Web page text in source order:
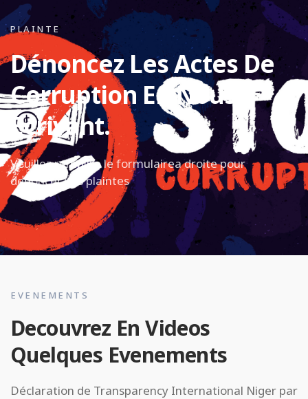
PLAINTE
Dénoncez Les Actes De
Corruption En Nous
Écrivant.
Veuillez remplire le formulairea droite pour
denoncer vos plaintes
EVENEMENTS
Decouvrez En Videos
Quelques Evenements
Déclaration de Transparency International Niger par